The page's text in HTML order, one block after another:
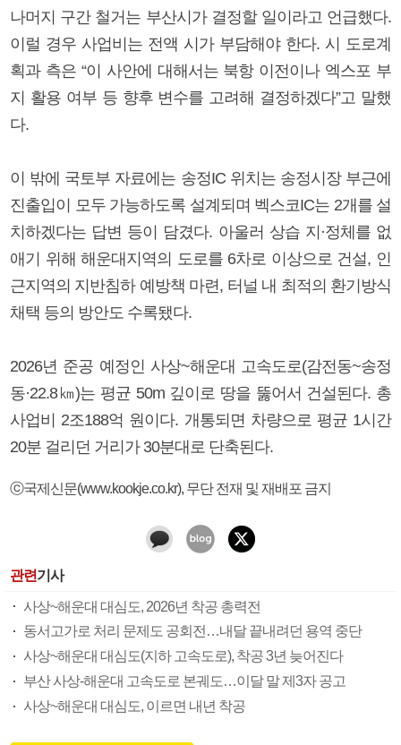
나머지 구간 철거는 부산시가 결정할 일이라고 언급했다.
이럴 경우 사업비는 전액 시가 부담해야 한다. 시 도로계
획과 측은 “이 사안에 대해서는 북항 이전이나 엑스포 부
지 활용 여부 등 향후 변수를 고려해 결정하겠다”고 말했
다.
이 밖에 국토부 자료에는 송정IC 위치는 송정시장 부근에
진출입이 모두 가능하도록 설계되며 벡스코IC는 2개를 설
치하겠다는 답변 등이 담겼다. 아울러 상습 지·정체를 없
애기 위해 해운대지역의 도로를 6차로 이상으로 건설, 인
근지역의 지반침하 예방책 마련, 터널 내 최적의 환기방식
채택 등의 방안도 수록됐다.
2026년 준공 예정인 사상~해운대 고속도로(감전동~송정
동·22.8㎞)는 평균 50m 깊이로 땅을 뚫어서 건설된다. 총
사업비 2조188억 원이다. 개통되면 차량으로 평균 1시간
20분 걸리던 거리가 30분대로 단축된다.
ⓒ국제신문(www.kookje.co.kr), 무단 전재 및 재배포 금지
관련기사
사상~해운대 대심도, 2026년 착공 총력전
동서고가로 처리 문제도 공회전…내달 끝내려던 용역 중단
사상~해운대 대심도(지하 고속도로), 착공 3년 늦어진다
부산 사상-해운대 고속도로 본궤도…이달 말 제3자 공고
사상~해운대 대심도, 이르면 내년 착공